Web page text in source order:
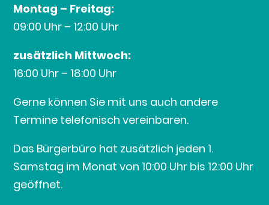
Montag – Freitag:
09:00 Uhr – 12:00 Uhr
zusätzlich Mittwoch:
16:00 Uhr – 18:00 Uhr
Gerne können Sie mit uns auch andere
Termine telefonisch vereinbaren.
Das Bürgerbüro hat zusätzlich jeden 1.
Samstag im Monat von 10:00 Uhr bis 12:00 Uhr
geöffnet.